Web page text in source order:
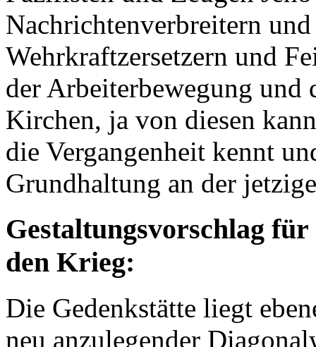
Nachrichtenverbreitern
Wehrkraftzersetzern und
der Arbeiterbewegung und
Kirchen, ja von diesen
die Vergangenheit kennt
Grundhaltung an der
Gestaltungsvorschlag für
den Krieg:
Die Gedenkstätte liegt
neu anzulegender